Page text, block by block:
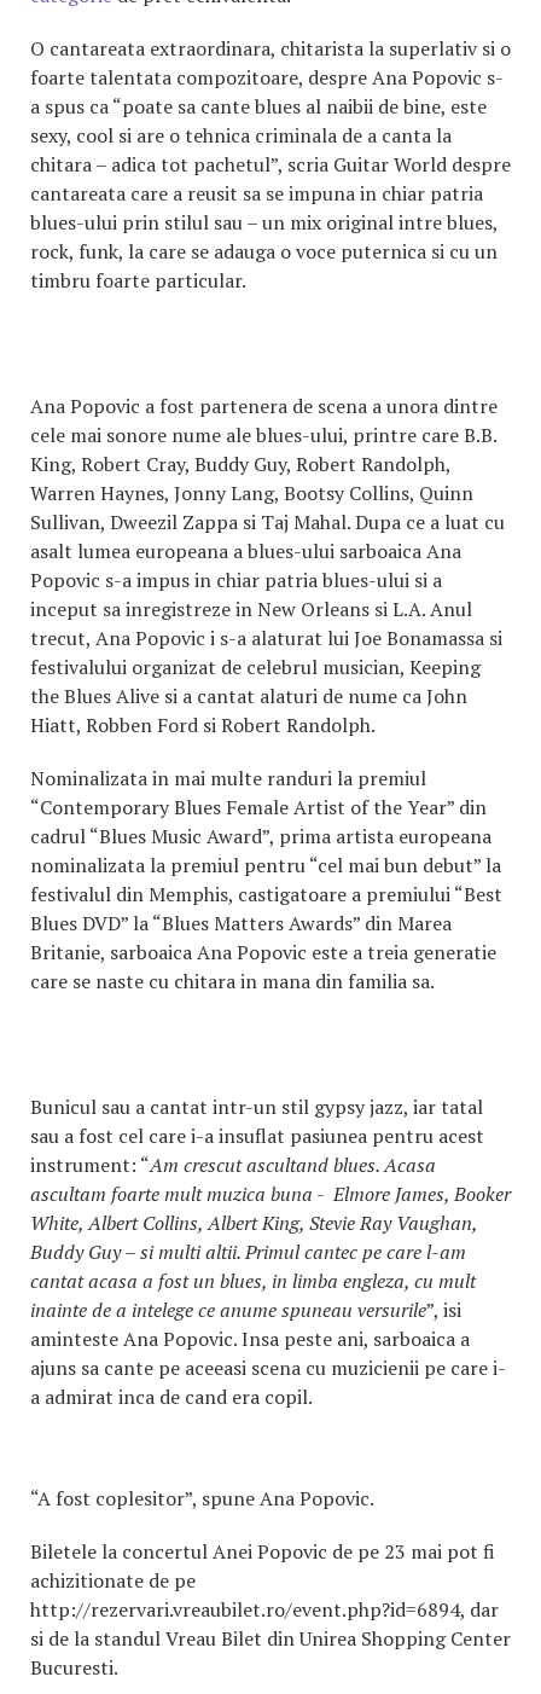
O cantareata extraordinara, chitarista la superlativ si o
foarte talentata compozitoare, despre Ana Popovic s-
a spus ca “poate sa cante blues al naibii de bine, este
sexy, cool si are o tehnica criminala de a canta la
chitara – adica tot pachetul”, scria Guitar World despre
cantareata care a reusit sa se impuna in chiar patria
blues-ului prin stilul sau – un mix original intre blues,
rock, funk, la care se adauga o voce puternica si cu un
timbru foarte particular.
Ana Popovic a fost partenera de scena a unora dintre
cele mai sonore nume ale blues-ului, printre care B.B.
King, Robert Cray, Buddy Guy, Robert Randolph,
Warren Haynes, Jonny Lang, Bootsy Collins, Quinn
Sullivan, Dweezil Zappa si Taj Mahal. Dupa ce a luat cu
asalt lumea europeana a blues-ului sarboaica Ana
Popovic s-a impus in chiar patria blues-ului si a
inceput sa inregistreze in New Orleans si L.A. Anul
trecut, Ana Popovic i s-a alaturat lui Joe Bonamassa si
festivalului organizat de celebrul musician, Keeping
the Blues Alive si a cantat alaturi de nume ca John
Hiatt, Robben Ford si Robert Randolph.
Nominalizata in mai multe randuri la premiul
“Contemporary Blues Female Artist of the Year” din
cadrul “Blues Music Award”, prima artista europeana
nominalizata la premiul pentru “cel mai bun debut” la
festivalul din Memphis, castigatoare a premiului “Best
Blues DVD” la “Blues Matters Awards” din Marea
Britanie, sarboaica Ana Popovic este a treia generatie
care se naste cu chitara in mana din familia sa.
Bunicul sau a cantat intr-un stil gypsy jazz, iar tatal
sau a fost cel care i-a insuflat pasiunea pentru acest
instrument: “Am crescut ascultand blues. Acasa
ascultam foarte mult muzica buna - Elmore James, Booker
White, Albert Collins, Albert King, Stevie Ray Vaughan,
Buddy Guy – si multi altii. Primul cantec pe care l-am
cantat acasa a fost un blues, in limba engleza, cu mult
inainte de a intelege ce anume spuneau versurile”, isi
aminteste Ana Popovic. Insa peste ani, sarboaica a
ajuns sa cante pe aceeasi scena cu muzicienii pe care i-
a admirat inca de cand era copil.
“A fost coplesitor”, spune Ana Popovic.
Biletele la concertul Anei Popovic de pe 23 mai pot fi
achizitionate de pe
http://rezervari.vreaubilet.ro/event.php?id=6894, dar
si de la standul Vreau Bilet din Unirea Shopping Center
Bucuresti.